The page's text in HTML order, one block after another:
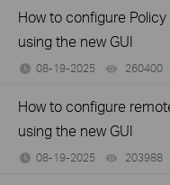
How to configure
using the new GUI
08-19-2025 260400
How to configure
using the new GUI
08-19-2025 203988